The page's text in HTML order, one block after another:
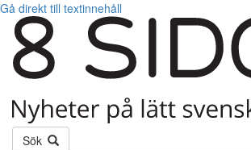
Gå direkt till textinnehåll
Sök